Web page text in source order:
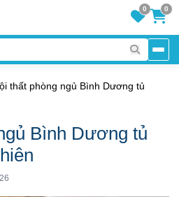
0 0
thất phòng ngủ Bình Dương tủ
Bình Dương tủ